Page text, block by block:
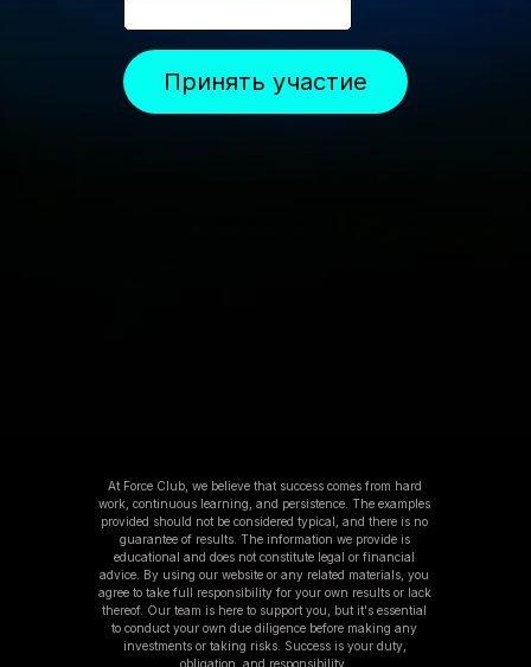
At Force Club, we believe that success comes from hard
work, continuous learning, and persistence. The examples
provided should not be considered typical, and there is no
guarantee of results. The information we provide is
educational and does not constitute legal or financial
advice. By using our website or any related materials, you
agree to take full responsibility for your own results or lack
thereof. Our team is here to support you, but it's essential
to conduct your own due diligence before making any
investments or taking risks. Success is your duty,
obligation, and responsibility.